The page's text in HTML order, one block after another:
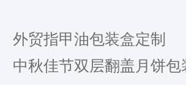
外贸指甲油包装盒定制
中秋佳节双层翻盖月饼包